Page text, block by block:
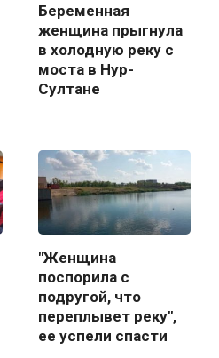
Беременная
женщина прыгнула
в холодную реку с
моста в Нур-
Султане
"Женщина
поспорила с
подругой, что
переплывет реку",
ее успели спасти